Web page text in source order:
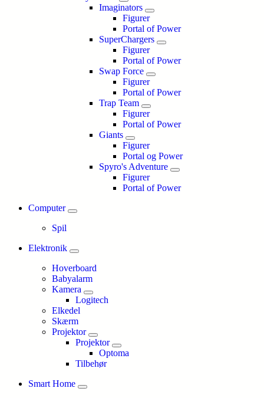
Imaginators
Figurer
Portal of Power
SuperChargers
Figurer
Portal of Power
Swap Force
Figurer
Portal of Power
Trap Team
Figurer
Portal of Power
Giants
Figurer
Portal og Power
Spyro's Adventure
Figurer
Portal of Power
Computer
Spil
Elektronik
Hoverboard
Babyalarm
Kamera
Logitech
Elkedel
Skærm
Projektor
Projektor
Optoma
Tilbehør
Smart Home